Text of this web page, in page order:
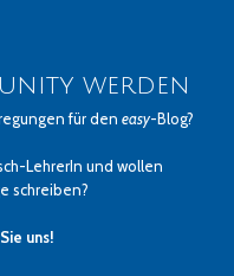
werden
für deneasy-Blog?
LehrerIn und wollen
schreiben?
uns!